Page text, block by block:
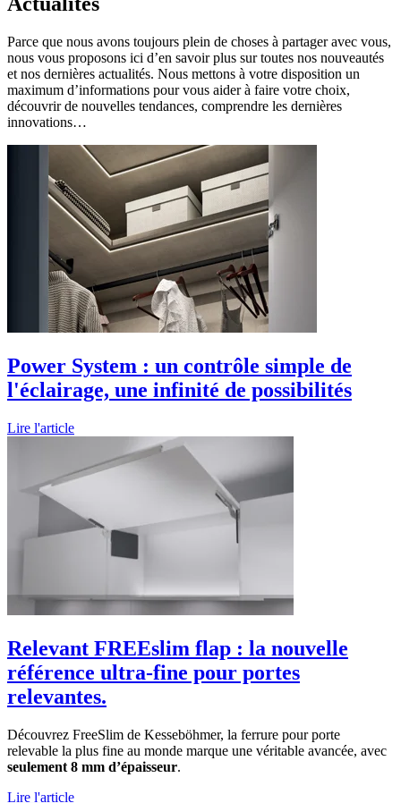
Parce que nous avons toujours plein de choses à partager avec vous,
nous vous proposons ici d’en savoir plus sur toutes nos nouveautés
et nos dernières actualités. Nous mettons à votre disposition un
maximum d’informations pour vous aider à faire votre choix,
découvrir de nouvelles tendances, comprendre les dernières
innovations…
Power System : un contrôle simple de
l'éclairage, une infinité de possibilités
Lire l'article
Relevant FREEslim flap : la nouvelle
référence ultra-fine pour portes
relevantes.
Découvrez FreeSlim de Kesseböhmer, la ferrure pour porte
relevable la plus fine au monde marque une véritable avancée, avec
seulement 8 mm d’épaisseur.
Lire l'article